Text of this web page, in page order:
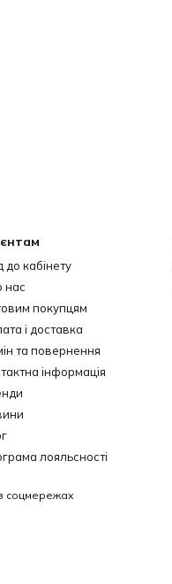
до кабінету
нас
покупцям
і доставка
та повернення
інформація
лояльсності
соцмережах